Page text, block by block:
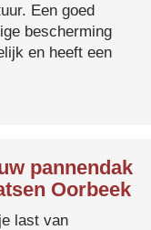
Een goed
bescherming
en heeft een
pannendak
Oorbeek
last van